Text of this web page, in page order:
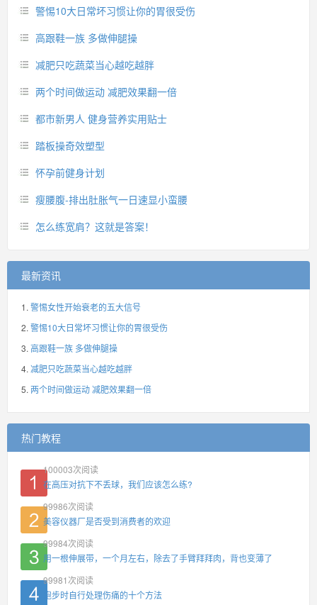
警惕10大日常坏习惯让你的胃很受伤
高跟鞋一族 多做伸腿操
减肥只吃蔬菜当心越吃越胖
两个时间做运动 减肥效果翻一倍
都市新男人 健身营养实用贴士
踏板操奇效塑型
怀孕前健身计划
瘦腰腹-排出肚胀气一日速显小蛮腰
怎么练宽肩？这就是答案！
最新资讯
警惕女性开始衰老的五大信号
警惕10大日常坏习惯让你的胃很受伤
高跟鞋一族 多做伸腿操
减肥只吃蔬菜当心越吃越胖
两个时间做运动 减肥效果翻一倍
热门教程
100003次阅读
在高压对抗下不丢球，我们应该怎么练?
99986次阅读
美容仪器厂是否受到消费者的欢迎
99984次阅读
用一根伸展带，一个月左右，除去了手臂拜拜肉，背也变薄了
99981 次阅读
跑步时自行处理伤痛的十个方法